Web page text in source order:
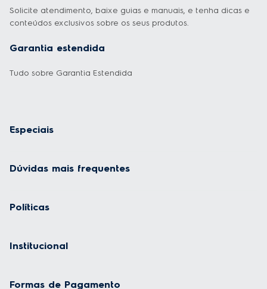
Solicite atendimento, baixe guias e manuais, e tenha dicas e
conteúdos exclusivos sobre os seus produtos.
Garantia estendida
Tudo sobre Garantia Estendida
Especiais
Dúvidas mais frequentes
Políticas
Institucional
Formas de Pagamento